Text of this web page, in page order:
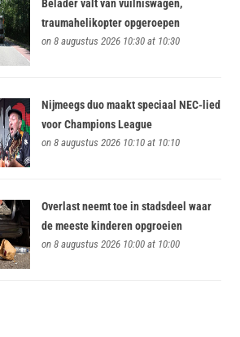
Belader valt van vuilniswagen,
traumahelikopter opgeroepen
on 8 augustus 2026 10:30 at 10:30
Nijmeegs duo maakt speciaal NEC-lied
voor Champions League
on 8 augustus 2026 10:10 at 10:10
Overlast neemt toe in stadsdeel waar
de meeste kinderen opgroeien
on 8 augustus 2026 10:00 at 10:00